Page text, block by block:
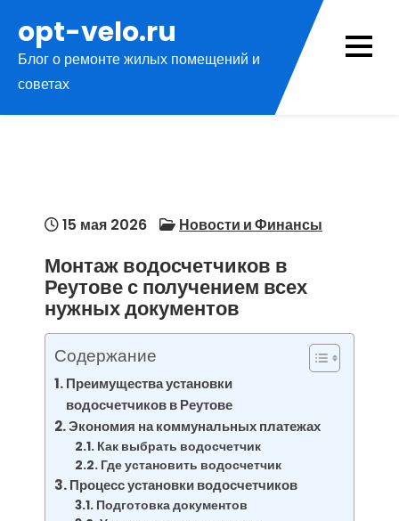
содержимому
opt-velo.ru
Блог о ремонте жилых помещений и
советах
15 мая 2026 Новости и Финансы
Монтаж водосчетчиков в
Реутове с получением всех
нужных документов
Содержание
Преимущества установки
водосчетчиков в Реутове
Экономия на коммунальных платежах
Как выбрать водосчетчик
Где установить водосчетчик
Процесс установки водосчетчиков
Подготовка документов